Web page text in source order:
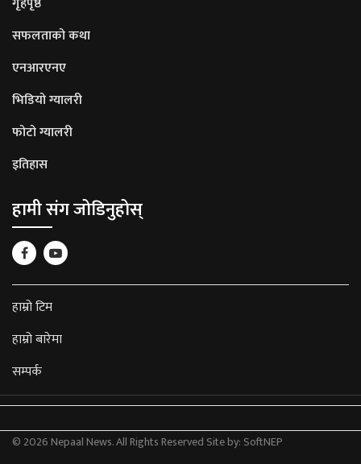
सफलताको कथा
एनआरएनए
भिडियो ग्यालरी
फोटो ग्यालरी
इतिहास
हामी संग जोडिनुहोस्
हाम्रो टिम
हाम्रो बारेमा
सम्पर्क
© 2026 Nepaal News. All Rights Reserved Site by: SoftNEP